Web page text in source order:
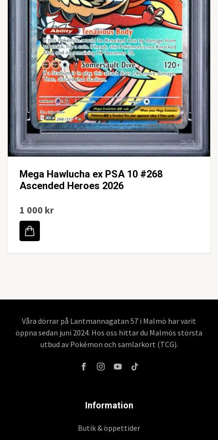
Mega Hawlucha ex PSA 10 #268
Ascended Heroes 2026
1 000 kr
Våra dörrar på Lantmannagatan 57 i Malmö har varit
öppna sedan juni 2024. Hos oss hittar du Malmös största
utbud av Pokémon och samlarkort (TCG).
Information
Butik & öppettider